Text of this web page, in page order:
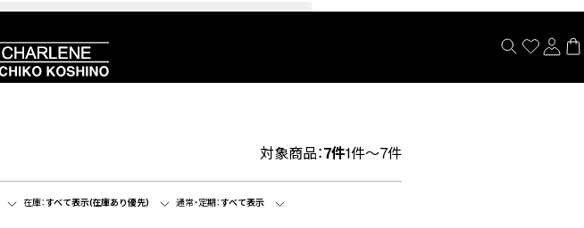
対象商品：7件1件～7件
在庫：すべて表示(在庫あり優先) 通常・定期：すべて表示